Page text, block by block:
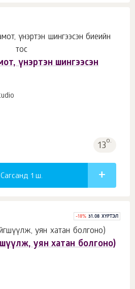
үнэртэн шингээсэн
13о.
Сагсанд 1 ш.
-18% 31.08 ХҮРТЭЛ
уян хатан болгоно)